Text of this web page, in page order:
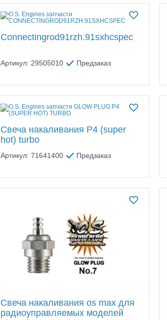
Connectingrod91rzh.91sxhcspec
Артикул: 29505010 Предзаказ
Свеча накаливания P4 (super
hot) turbo
Артикул: 71641400 Предзаказ
Свеча накаливания os max для
радиоуправляемых моделей